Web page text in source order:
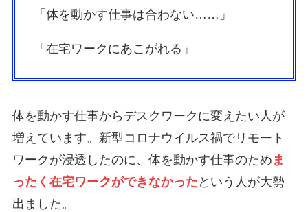
「体を動かす仕事は合わない……」
「在宅ワークにあこがれる」
体を動かす仕事からデスクワークに変えたい人が
増えています。新型コロナウイルス禍でリモート
ワークが浸透したのに、体を動かす仕事のため ま
ったく在宅ワークができなかった という人が大勢
出ました。